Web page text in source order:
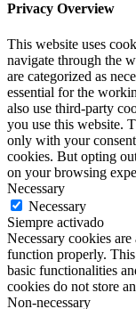
Privacy Overview
This website uses
navigate through the
are categorized as
essential for the
also use third-party
you use this website.
only with your
cookies. But opting
on your browsing
Necessary
Necessary
Siempre activado
Necessary cookies
function properly.
basic functionalities
cookies do not store
Non-necessary